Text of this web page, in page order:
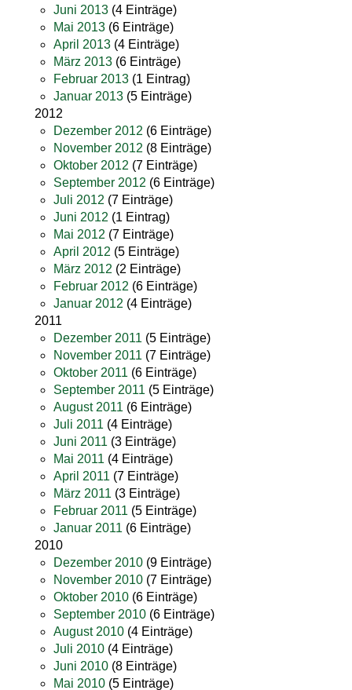
Juni 2013 (4 Einträge)
Mai 2013 (6 Einträge)
April 2013 (4 Einträge)
März 2013 (6 Einträge)
Februar 2013 (1 Eintrag)
Januar 2013 (5 Einträge)
2012
Dezember 2012 (6 Einträge)
November 2012 (8 Einträge)
Oktober 2012 (7 Einträge)
September 2012 (6 Einträge)
Juli 2012 (7 Einträge)
Juni 2012 (1 Eintrag)
Mai 2012 (7 Einträge)
April 2012 (5 Einträge)
März 2012 (2 Einträge)
Februar 2012 (6 Einträge)
Januar 2012 (4 Einträge)
2011
Dezember 2011 (5 Einträge)
November 2011 (7 Einträge)
Oktober 2011 (6 Einträge)
September 2011 (5 Einträge)
August 2011 (6 Einträge)
Juli 2011 (4 Einträge)
Juni 2011 (3 Einträge)
Mai 2011 (4 Einträge)
April 2011 (7 Einträge)
März 2011 (3 Einträge)
Februar 2011 (5 Einträge)
Januar 2011 (6 Einträge)
2010
Dezember 2010 (9 Einträge)
November 2010 (7 Einträge)
Oktober 2010 (6 Einträge)
September 2010 (6 Einträge)
August 2010 (4 Einträge)
Juli 2010 (4 Einträge)
Juni 2010 (8 Einträge)
Mai 2010 (5 Einträge)